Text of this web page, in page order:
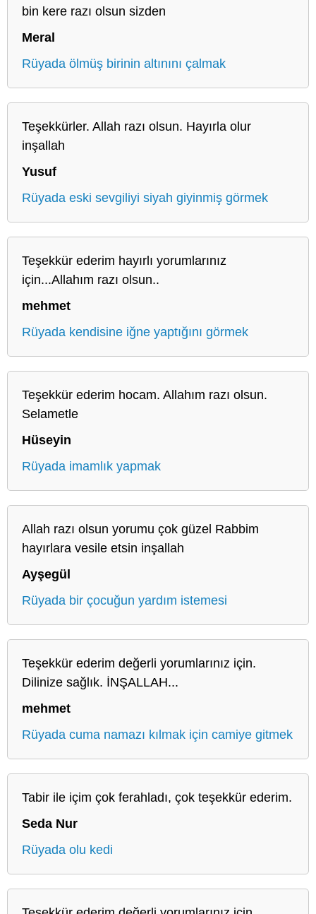
bin kere razı olsun sizden
Meral
Rüyada ölmüş birinin altınını çalmak
Teşekkürler. Allah razı olsun. Hayırla olur
inşallah
Yusuf
Rüyada eski sevgiliyi siyah giyinmiş görmek
Teşekkür ederim hayırlı yorumlarınız
için...Allahım razı olsun..
mehmet
Rüyada kendisine iğne yaptığını görmek
Teşekkür ederim hocam. Allahım razı olsun.
Selametle
Hüseyin
Rüyada imamlık yapmak
Allah razı olsun yorumu çok güzel Rabbim
hayırlara vesile etsin inşallah
Ayşegül
Rüyada bir çocuğun yardım istemesi
Teşekkür ederim değerli yorumlarınız için.
Dilinize sağlık. İNŞALLAH...
mehmet
Rüyada cuma namazı kılmak için camiye gitmek
Tabir ile içim çok ferahladı, çok teşekkür ederim.
Seda Nur
Rüyada olu kedi